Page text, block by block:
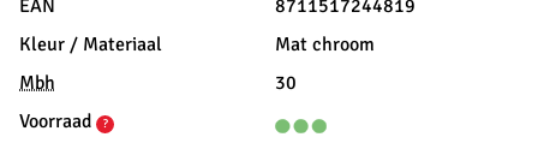
EAN
8711517244819
Kleur / Materiaal
Mat chroom
Mbh
30
Voorraad
?